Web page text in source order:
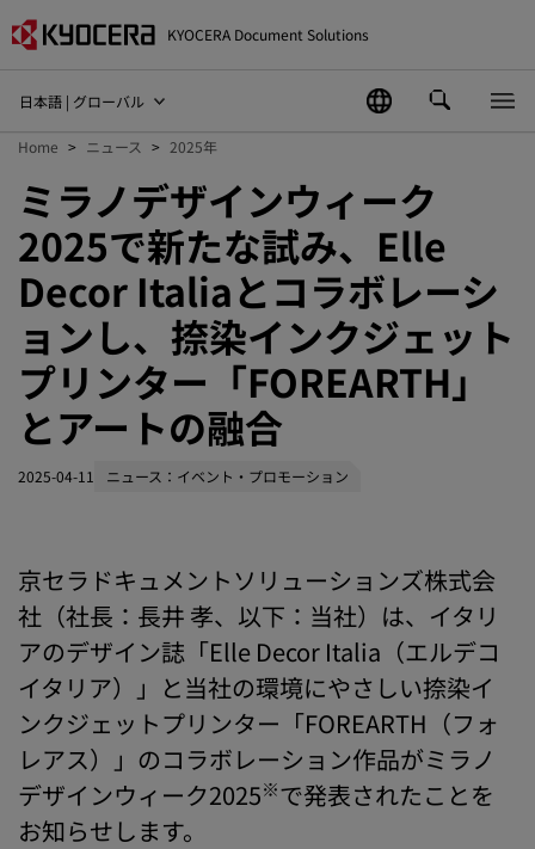
KYOCERA Document Solutions
日本語 | グローバル
Home ニュース 2025年
ミラノデザインウィーク
2025で新たな試み、Elle
Decor Italiaとコラボレーシ
ョンし、捺染インクジェット
プリンター「FOREARTH」
とアートの融合
2025-04-11 ニュース：イベント・プロモーション
京セラドキュメントソリューションズ株式会
社（社長：長井 孝、以下：当社）は、イタリ
アのデザイン誌「Elle Decor Italia（エルデコ
イタリア）」と当社の環境にやさしい捺染イ
ンクジェットプリンター「FOREARTH（フォ
レアス）」のコラボレーション作品がミラノ
デザインウィーク2025※で発表されたことを
お知らせします。